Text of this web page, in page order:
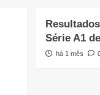
Série A1
há 1 mês